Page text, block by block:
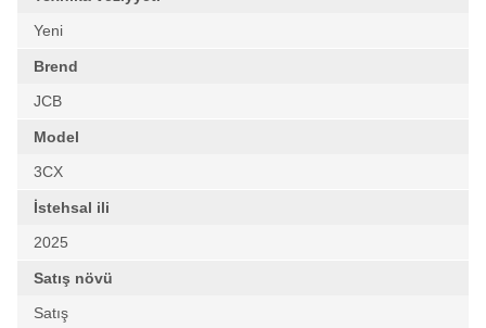
Yeni
Brend
JCB
Model
3CX
İstehsal ili
2025
Satış növü
Satış